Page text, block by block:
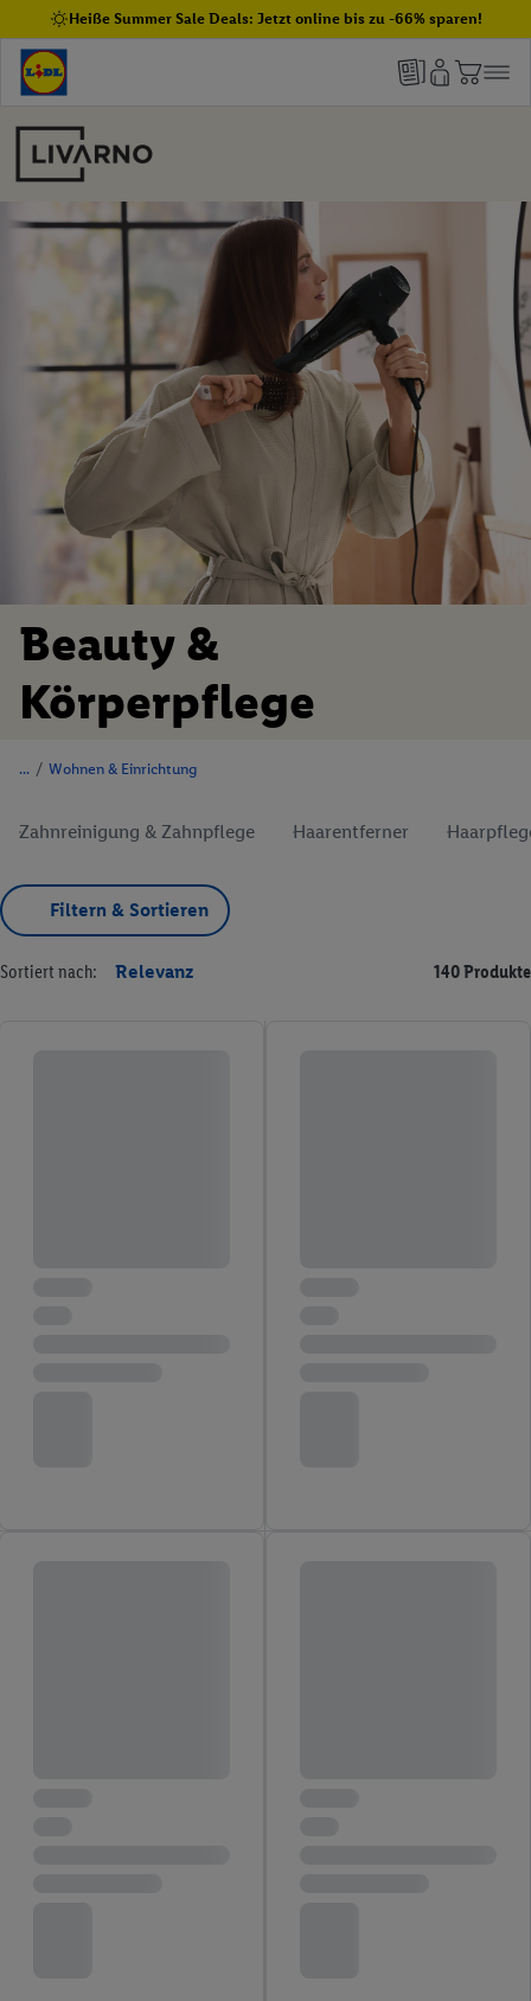
Heiße Summer Sale Deals: Jetzt online bis zu -66% sparen!
Beauty &
Körperpflege
/ Wohnen & Einrichtung
Zahnreinigung & Zahnpflege Haarentferner
Filtern & Sortieren
Sortiert nach: Relevanz 140 Produkte